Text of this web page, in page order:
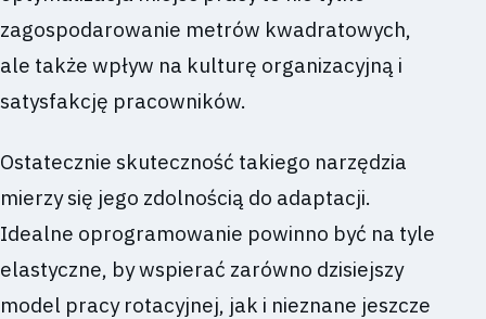
zagospodarowanie metrów kwadratowych,
ale także wpływ na kulturę organizacyjną i
satysfakcję pracowników.
Ostatecznie skuteczność takiego narzędzia
mierzy się jego zdolnością do adaptacji.
Idealne oprogramowanie powinno być na tyle
elastyczne, by wspierać zarówno dzisiejszy
model pracy rotacyjnej, jak i nieznane jeszcze